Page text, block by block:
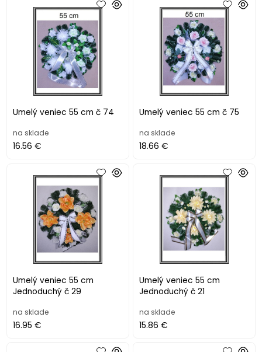
Umelý veniec 55 cm č 74
na sklade
16.56 €
Umelý veniec 55 cm č 75
na sklade
18.66 €
Umelý veniec 55 cm
Jednoduchý č 29
na sklade
16.95 €
Umelý veniec 55 cm
Jednoduchý č 21
na sklade
15.86 €